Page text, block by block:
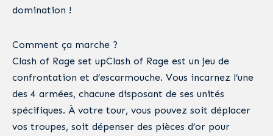
domination !
Comment ça marche ?
Clash of Rage set upClash of Rage est un jeu de
confrontation et d’escarmouche. Vous incarnez l’une
des 4 armées, chacune disposant de ses unités
spécifiques. À votre tour, vous pouvez soit déplacer
vos troupes, soit dépenser des pièces d’or pour